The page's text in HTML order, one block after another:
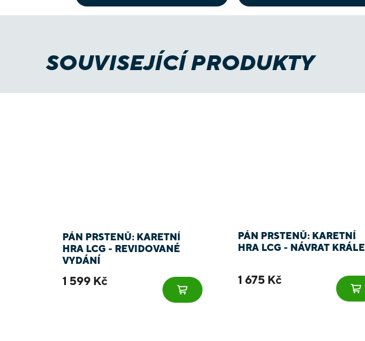
SOUVISEJÍCÍ PRODUKTY
PÁN PRSTENŮ: KARETNÍ
HRA LCG - REVIDOVANÉ
VYDÁNÍ
1 599 Kč
PÁN PRSTENŮ: KARETNÍ
HRA LCG - NÁVRAT KRÁLE
1 675 Kč